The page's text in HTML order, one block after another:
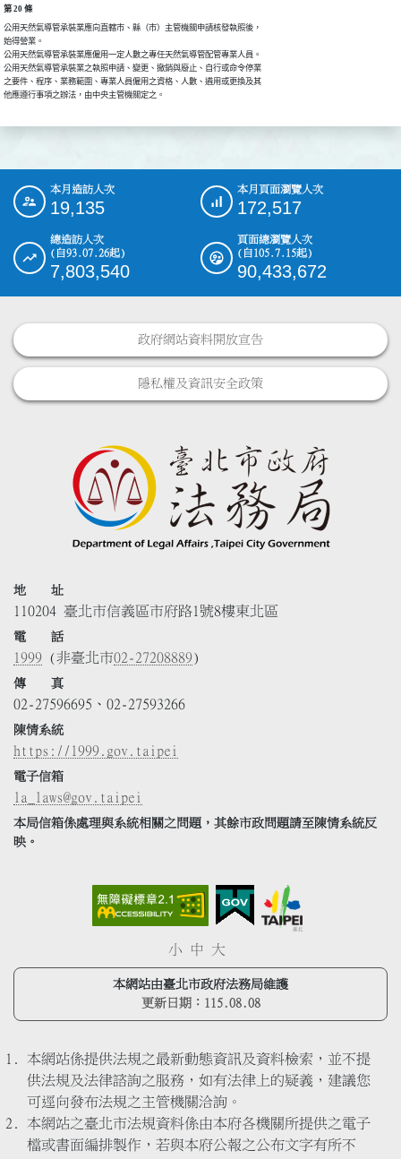
第 20 條
公用天然氣導管承裝業應向直轄市、縣（市）主管機關申請核發執照後，
始得營業。
公用天然氣導管承裝業應僱用一定人數之專任天然氣導管配管專業人員。
公用天然氣導管承裝業之執照申請、變更、撤銷與廢止、自行或命令停業
之要件、程序、業務範圍、專業人員僱用之資格、人數、遴用或更換及其
他應遵行事項之辦法，由中央主管機關定之。
::: 本月造訪人次
19,135
本月頁面瀏覽人次
172,517
總造訪人次
(自93.07.26起)
7,803,540
頁面總瀏覽人次
(自105.7.15起)
90,433,672
政府網站資料開放宣告
隱私權及資訊安全政策
地 址
110204 臺北市信義區市府路1號8樓東北區
電 話
1999 (非臺北市02-27208889)
傳 真
02-27596695、02-27593266
陳情系統
https://1999.gov.taipei
電子信箱
la_laws@gov.taipei
本局信箱係處理與系統相關之問題，其餘市政問題請至陳情系統反
映。
小 中 大
本網站由臺北市政府法務局維護
更新日期： 115.08.08
本網站係提供法規之最新動態資訊及資料檢索，並不提
供法規及法律諮詢之服務，如有法律上的疑義，建議您
可逕向發布法規之主管機關洽詢。
本網站之臺北市法規資料係由本府各機關所提供之電子
檔或書面編排製作，若與本府公報之公布文字有所不